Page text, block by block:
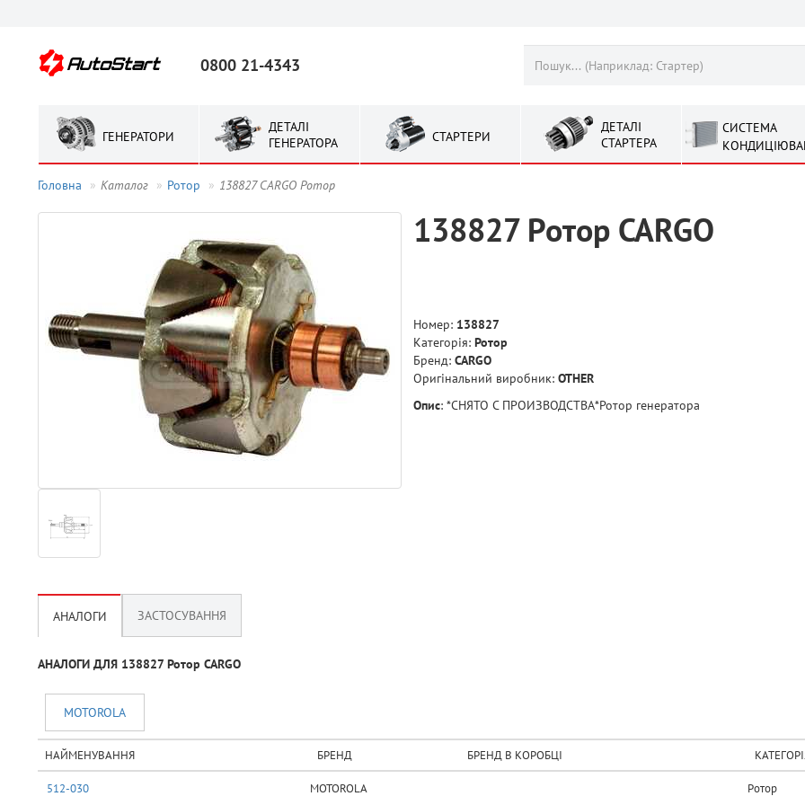
0800 21-4343
ГЕНЕРАТОРИ
ДЕТАЛІ
ГЕНЕРАТОРА
СТАРТЕРИ
ДЕТАЛІ
СТАРТЕРА
СИСТЕМА
Головна Каталог Ротор 138827 CARGO Ротор
138827 Ротор CARGO
Номер: 138827
Категорія: Ротор
Бренд: CARGO
Оригінальний виробник: OTHER
Опис: *СНЯТО С ПРОИЗВОДСТВА*Ротор генератора
АНАЛОГИ ЗАСТОСУВАННЯ
АНАЛОГИ ДЛЯ 138827 Ротор CARGO
MOTOROLA
НАЙМЕНУВАННЯ БРЕНД БРЕНД В КОРОБЦІ
512-030 MOTOROLA Ротор